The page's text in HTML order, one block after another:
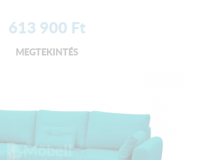
613 900 Ft
MEGTEKINTÉS